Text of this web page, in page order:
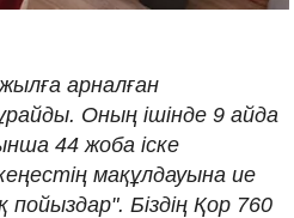
арналған
Оның ішінде 9 айда
44 жоба іске
мақұлдауына ие
Біздің Қор 760